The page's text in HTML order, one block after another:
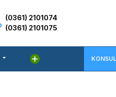
(0361) 2101074
(0361) 2101075